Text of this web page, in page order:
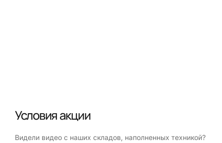
Условия акции
Видели видео с наших складов, наполненных техникой?